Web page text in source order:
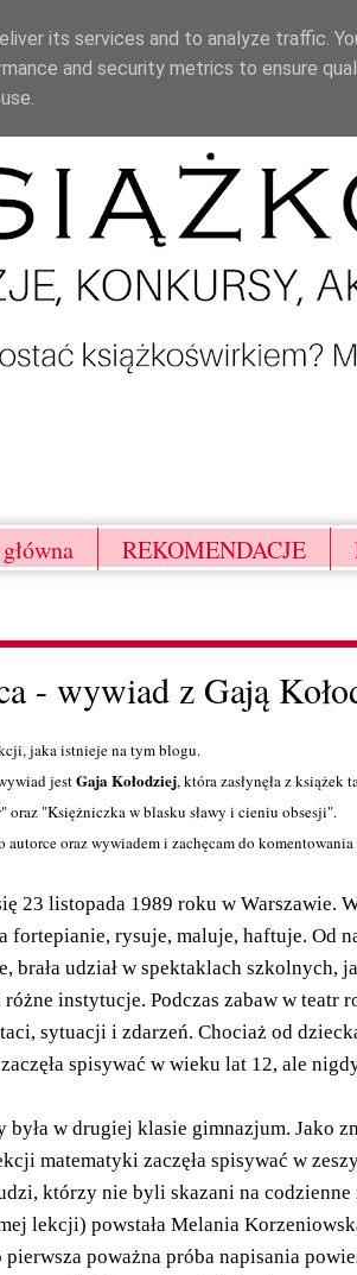
REKOMENDACJE
- wywiad z Gają
jaka istnieje na tym blogu.
jestGaja Kołodziej, która zasłynęła z książek
"Księżniczka w blasku sławy i cieniu obsesji".
autorce oraz wywiadem i zachęcam do
23 listopada 1989 roku w Warszawie.
fortepianie, rysuje, maluje, haftuje. Od
brała udział w spektaklach szkolnych,
instytucje. Podczas zabaw w teatr
sytuacji i zdarzeń. Chociaż od
spisywać w wieku lat 12, ale
była w drugiej klasie gimnazjum. Jako
matematyki zaczęła spisywać w
którzy nie byli skazani na codzienne
lekcji) powstała Melania
poważna próba napisania
its services and to analyze traffic.
and security metrics to ensure